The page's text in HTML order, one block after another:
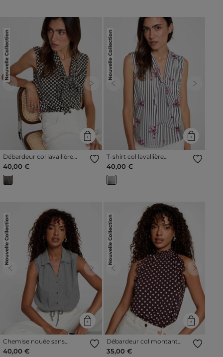
Nouvelle Collection
Previous Next
Débardeur col lavallière
blanc femme
40,00 €
Nouvelle Collection
Previous Next
T-shirt col lavallière
multicolore femme
40,00 €
Nouvelle Collection
Previous Next
Chemise nouée sans
manches noir femme
40,00 €
Nouvelle Collection
Previous Next
Débardeur col montant
marron foncé femme
35,00 €